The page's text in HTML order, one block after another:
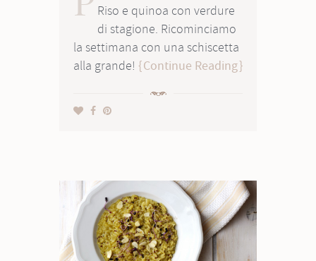
Riso e quinoa con verdure
di stagione. Ricominciamo
la settimana con una schiscetta
alla grande!
Continue Reading